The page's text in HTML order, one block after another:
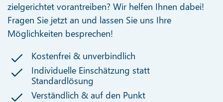
zielgerichtet vorantreiben? Wir helfen Ihnen dabei!
Fragen Sie jetzt an und lassen Sie uns Ihre
Möglichkeiten besprechen!
Kostenfrei & unverbindlich
Individuelle Einschätzung statt
Standardlösung
Verständlich & auf den Punkt